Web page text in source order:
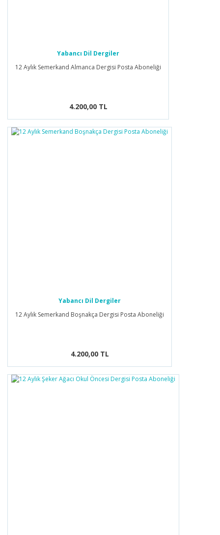
Yabancı Dil Dergiler
12 Aylık Semerkand Almanca Dergisi Posta Aboneliği
4.200,00 TL
Yabancı Dil Dergiler
12 Aylık Semerkand Boşnakça Dergisi Posta Aboneliği
4.200,00 TL